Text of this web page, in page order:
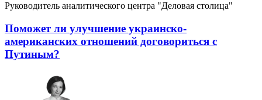
Руководитель аналитического центра "Деловая столица"
Поможет ли улучшение украинско-
американских отношений договориться с
Путиным?